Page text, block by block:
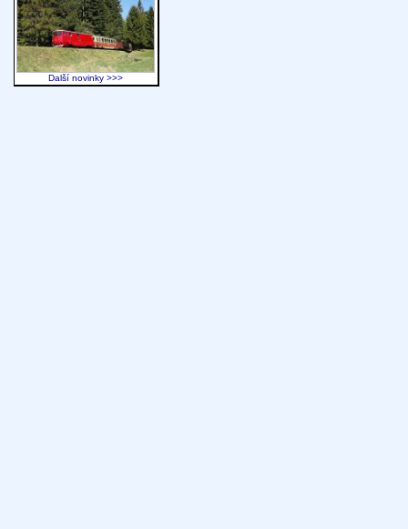
Další novinky >>>